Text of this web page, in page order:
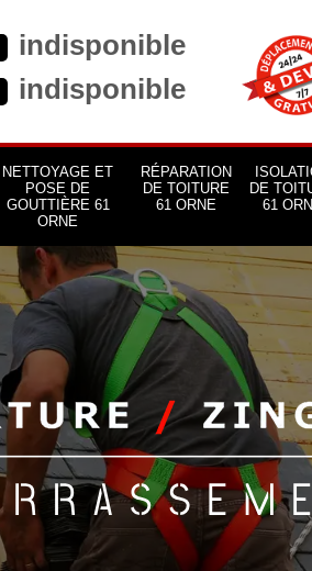
indisponible
indisponible
NETTOYAGE ET
POSE DE
GOUTTIÈRE 61
ORNE
RÉPARATION
DE TOITURE
61 ORNE
DE
61